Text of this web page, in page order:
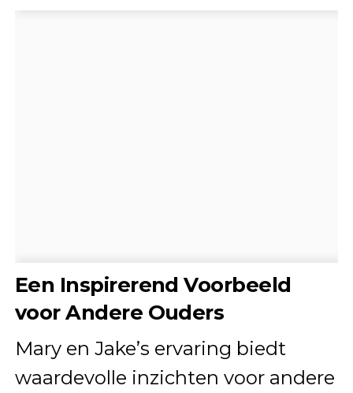
Een Inspirerend Voorbeeld
voor Andere Ouders
Mary en Jake’s ervaring biedt
waardevolle inzichten voor andere